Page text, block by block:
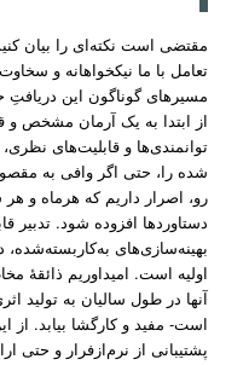
مقتضی است نکته‌ای را بیان
تعامل با ما نیکخواهانه و
مسیرهای گوناگون این دریافتِ
از ابتدا به یک آرمان مشخص و
توانمندی‌ها و قابلیت‌های
شده را، حتی اگر وافی به
رو، اصرار داریم که هرماه و
دستاوردها افزوده شود. تدبیر
بهینه‌سازی‌های
اولیه است. امیداوریم ذائقۀ
آنها در طول سالیان به تولید
است- مفید و کارگشا بیابد. از
پشتیبانی از نرم‌ازفرار و حتی